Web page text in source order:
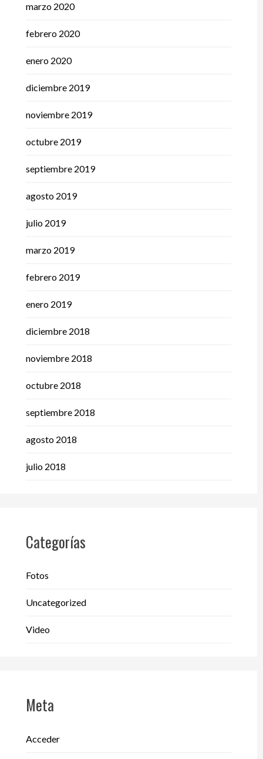
marzo 2020
febrero 2020
enero 2020
diciembre 2019
noviembre 2019
octubre 2019
septiembre 2019
agosto 2019
julio 2019
marzo 2019
febrero 2019
enero 2019
diciembre 2018
noviembre 2018
octubre 2018
septiembre 2018
agosto 2018
julio 2018
Categorías
Fotos
Uncategorized
Video
Meta
Acceder